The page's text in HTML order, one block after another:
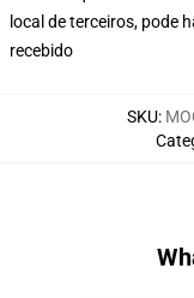
local de terceiros, pode
recebido
SKU: